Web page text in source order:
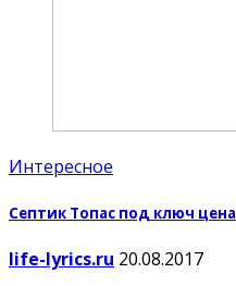
Интересное
Септик Топас под ключ цена
life-lyrics.ru 20.08.2017